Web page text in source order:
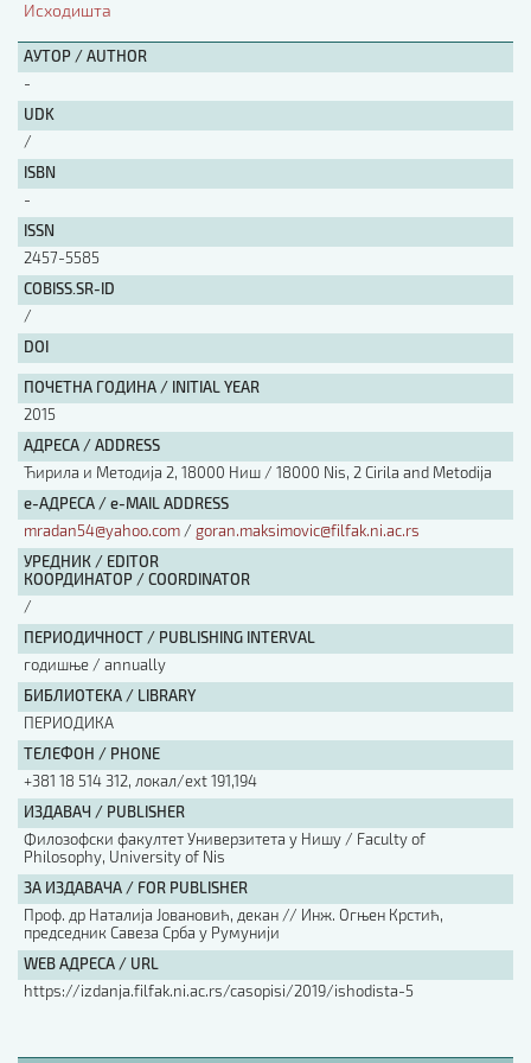
АУТОР / AUTHOR
UDK
ISBN
ISSN
COBISS.SR-ID
DOI
Исходишта
АУТОР / AUTHOR
-
UDK
/
ISBN
-
ISSN
2457-5585
COBISS.SR-ID
/
DOI
ПОЧЕТНА ГОДИНА / INITIAL YEAR
2015
АДРЕСА / ADDRESS
Ћирила и Методија 2, 18000 Ниш / 18000 Nis, 2 Cirila and Metodija
е-АДРЕСА / e-MAIL ADDRESS
mradan54@yahoo.com/ goran.maksimovic@filfak.ni.ac.rs
УРЕДНИК / EDITOR
КООРДИНАТОР / COORDINATOR
/
ПЕРИОДИЧНОСТ / PUBLISHING INTERVAL
годишње / annually
БИБЛИОТЕКА / LIBRARY
ПЕРИОДИКА
ТЕЛЕФОН / PHONE
+381 18 514 312, локал/ext 191,194
ИЗДАВАЧ / PUBLISHER
Филозофски факултет Универзитета у Нишу / Faculty of
Philosophy, University of Nis
ЗА ИЗДАВАЧА / FOR PUBLISHER
Проф. др Наталија Јовановић, декан // Инж. Огњен Крстић,
председник Савеза Срба у Румунији
WEB АДРЕСА / URL
https://izdanja.filfak.ni.ac.rs/casopisi/2019/ishodista-5